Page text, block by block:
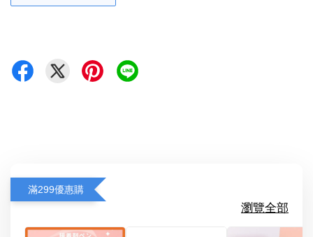
滿299優惠購
瀏覽全部